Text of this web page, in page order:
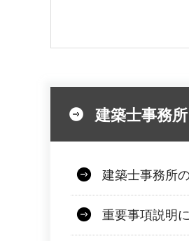
建築士事務
建築士事務所
重要事項説明